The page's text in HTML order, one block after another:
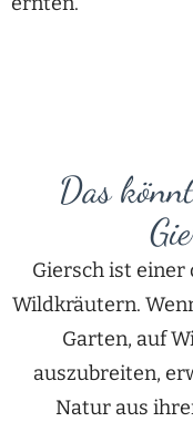
Das
Giersch ist
Wildkräutern.
Garten, auf
auszubreiten,
Natur aus